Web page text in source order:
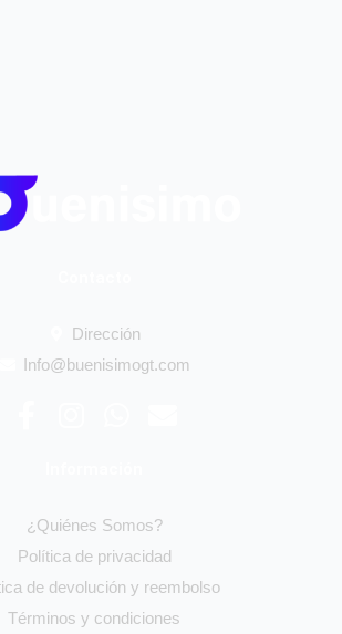
Dirección
Info@buenisimogt.com
b
o
o
k
a
g
r
a
s
a
p
p
l
o
p
e
¿Quiénes Somos?
Política de privacidad
de devolución y reembolso
Términos y condiciones